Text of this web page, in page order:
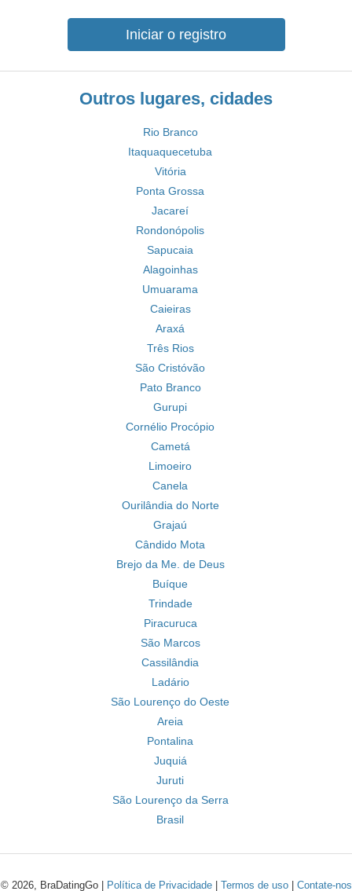
Iniciar o registro
Outros lugares, cidades
Rio Branco
Itaquaquecetuba
Vitória
Ponta Grossa
Jacareí
Rondonópolis
Sapucaia
Alagoinhas
Umuarama
Caieiras
Araxá
Três Rios
São Cristóvão
Pato Branco
Gurupi
Cornélio Procópio
Cametá
Limoeiro
Canela
Ourilândia do Norte
Grajaú
Cândido Mota
Brejo da Me. de Deus
Buíque
Trindade
Piracuruca
São Marcos
Cassilândia
Ladário
São Lourenço do Oeste
Areia
Pontalina
Juquiá
Juruti
São Lourenço da Serra
Brasil
© 2026, BraDatingGo | Política de Privacidade| Termos de uso| Contate-nos